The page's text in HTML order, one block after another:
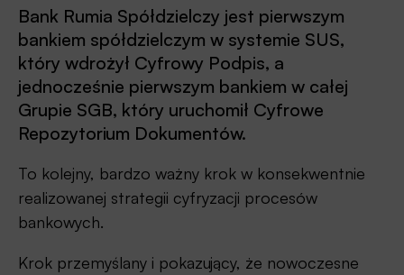
Bank Rumia Spółdzielczy jest pierwszym
bankiem spółdzielczym w systemie SUS,
który wdrożył Cyfrowy Podpis, a
jednocześnie pierwszym bankiem w całej
Grupie SGB, który uruchomił Cyfrowe
Repozytorium Dokumentów.
To kolejny, bardzo ważny krok w konsekwentnie
realizowanej strategii cyfryzacji procesów
bankowych.
Krok przemyślany i pokazujący, że nowoczesne